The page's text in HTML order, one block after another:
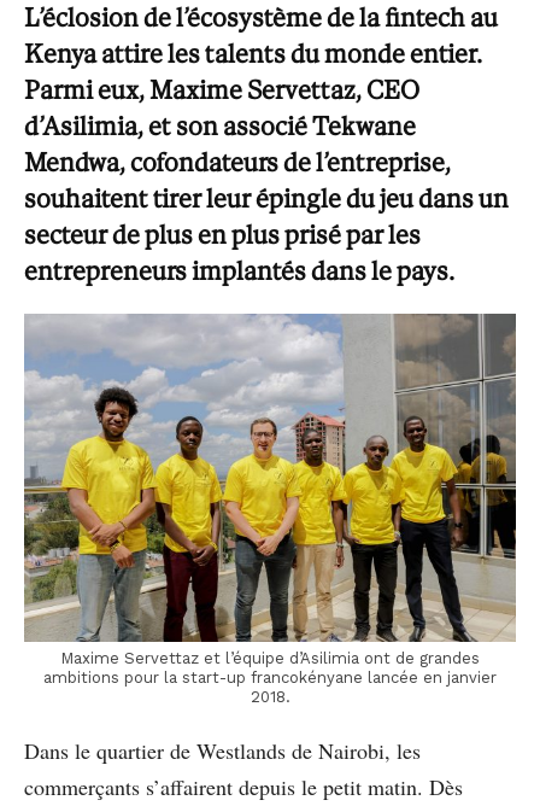
L’éclosion de l’écosystème de la fintech au
Kenya attire les talents du monde entier.
Parmi eux, Maxime Servettaz, CEO
d’Asilimia, et son associé Tekwane
Mendwa, cofondateurs de l’entreprise,
souhaitent tirer leur épingle du jeu dans un
secteur de plus en plus prisé par les
entrepreneurs implantés dans le pays.
Maxime Servettaz et l’équipe d’Asilimia ont de grandes
ambitions pour la start-up francokényane lancée en janvier
2018.
Dans le quartier de Westlands de Nairobi, les
commerçants s’affairent depuis le petit matin. Dès